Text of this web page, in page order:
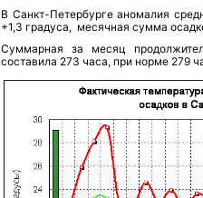
В Санкт-Петербурге аномалия
+1,3 градуса, месячная сумма
Суммарная за месяц
составила 273 часа, при норме 279